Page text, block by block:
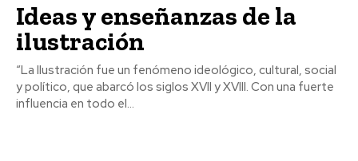
Ideas y enseñanzas de la
ilustración
“La Ilustración fue un fenómeno ideológico, cultural, social
y político, que abarcó los siglos XVII y XVIII. Con una fuerte
influencia en todo el...